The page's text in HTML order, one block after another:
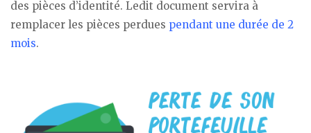
des pièces d’identité. Ledit document servira à
remplacer les pièces perdues pendant une durée de 2
mois.